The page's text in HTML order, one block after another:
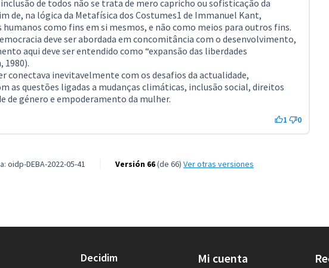
de todos não se trata de mero capricho ou sofisticação da
de, na lógica da Metafísica dos Costumes1 de Immanuel Kant,
humanos como fins em si mesmos, e não como meios para outros fins.
deve ser abordada em concomitância com o desenvolvimento,
aqui deve ser entendido como “expansão das liberdades
1980).
conectava inevitavelmente com os desafios da actualidade,
as questões ligadas a mudanças climáticas, inclusão social, direitos
de género e empoderamento da mulher.
1 0
oidp-DEBA-2022-05-41 Versión 66(de 66) ver otras versiones
Decidim Mi cuenta